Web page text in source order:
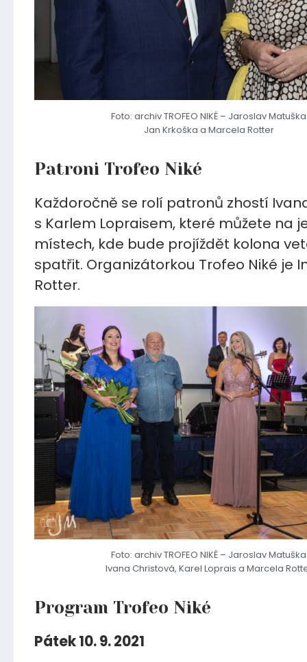
Foto: archiv TROFEO NIKÉ – Jaroslav Matuška
Jan Krkoška a Marcela Rotter
Patroni Trofeo Niké
Každoročně se rolí patronů zhostí
s Karlem Lopraisem, které můžete na
místech, kde bude projíždět kolona
spatřit. Organizátorkou Trofeo Niké je
Rotter.
Foto: archiv TROFEO NIKÉ – Jaroslav Matuška
Ivana Christová, Karel Loprais a Marcela
Program Trofeo Niké
Pátek 10. 9. 2021